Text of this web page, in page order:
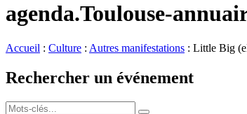
agenda.Toulouse-
Accueil : Culture : Autres manifestations : Little Big
Rechercher un événement